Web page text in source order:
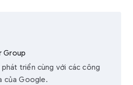
Group
triển cùng với các công
của Google.